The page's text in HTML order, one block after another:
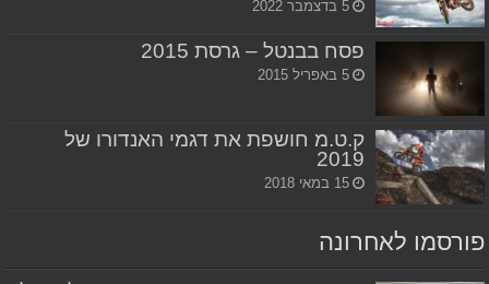
5 בדצמבר 2022
פסח בבנטל – גרסת 2015
5 באפריל 2015
ק.ט.מ חושפת את דגמי האנדורו של
2019
15 במאי 2018
פורסמו לאחרונה